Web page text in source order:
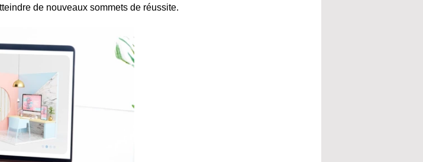
de nouveaux sommets de réussite.